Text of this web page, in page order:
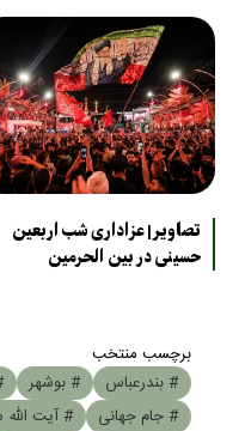
تصاویر| عزاداری شب اربعین
حسینی در بین الحرمین
برچسب منتخب
# بندرعباس
# بوشهر
# جام جهانی
# آیت